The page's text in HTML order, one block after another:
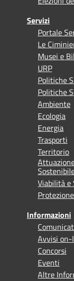
Servizi
Portale
Le
Musei e
URP
Politiche
Politiche
Ambiente
Ecologia
Energia
Trasporti
Territorio
Viabilità e
Informazioni
Avvisi
Concorsi
Eventi
Altre